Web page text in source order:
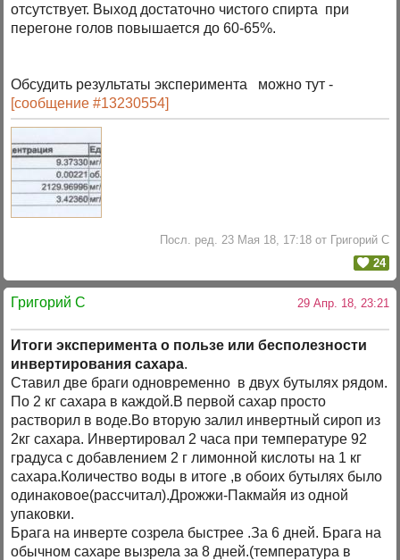
отсутствует. Выход достаточно чистого спирта при
перегоне голов повышается до 60-65%.
Обсудить результаты эксперимента можно тут -
[сообщение #13230554]
Посл. ред. 23 Мая 18, 17:18 от Григорий C
24
Григорий C 29 Апр. 18, 23:21
Итоги эксперимента о пользе или бесполезности
инвертирования сахара.
Ставил две браги одновременно в двух бутылях рядом.
По 2 кг сахара в каждой.В первой сахар просто
растворил в воде.Во вторую залил инвертный сироп из
2кг сахара. Инвертировал 2 часа при температуре 92
градуса с добавлением 2 г лимонной кислоты на 1 кг
сахара.Количество воды в итоге ,в обоих бутылях было
одинаковое(рассчитал).Дрожжи-Пакмайя из одной
упаковки.
Брага на инверте созрела быстрее .За 6 дней. Брага на
обычном сахаре вызрела за 8 дней.(температура в